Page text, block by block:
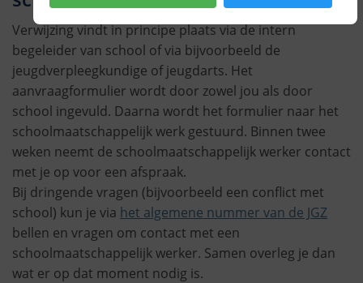
Verwijzing vindt in principe plaats via de intern
begeleider van school of via bijvoorbeeld de
jeugdverpleegkundige of jeugdarts. Het
aanvraagformulier wordt door zowel jou als door
school ingevuld. Daarna wordt het formulier naar het
schoolmaatschappelijk werk gestuurd. Binnen twee
weken neemt de schoolmaatschappelijk werker contact
met je op voor een afspraak.
Bij dringende vragen (bijvoorbeeld een conflict met
school) kun je via het algemene nummer van de JGZ
bellen en vragen om contact met een
schoolmaatschappelijk werker. Samen overleg je dan
wat er op dat moment nodig is.